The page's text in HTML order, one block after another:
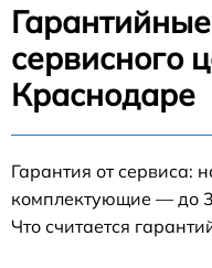
сервисного
Краснодаре
Гарантия от сервиса:
комплектующие — до
Что считается